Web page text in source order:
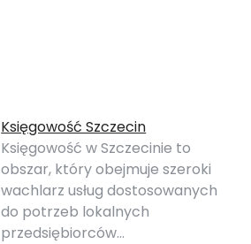
Księgowość Szczecin
Księgowość w Szczecinie to
obszar, który obejmuje szeroki
wachlarz usług dostosowanych
do potrzeb lokalnych
przedsiębiorców…